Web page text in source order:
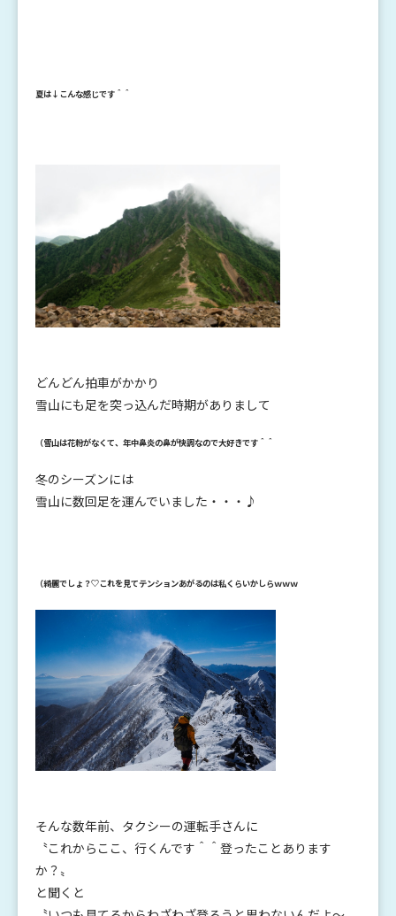
夏は↓こんな感じです＾＾
どんどん拍車がかかり
雪山にも足を突っ込んだ時期がありまして
（雪山は花粉がなくて、年中鼻炎の鼻が快調なので大好きです＾＾
冬のシーズンには
雪山に数回足を運んでいました・・・♪
（綺麗でしょ？♡これを見てテンションあがるのは私くらいかしらｗｗｗ
そんな数年前、タクシーの運転手さんに
〝これからここ、行くんです＾＾登ったことあります
か？〟
と聞くと